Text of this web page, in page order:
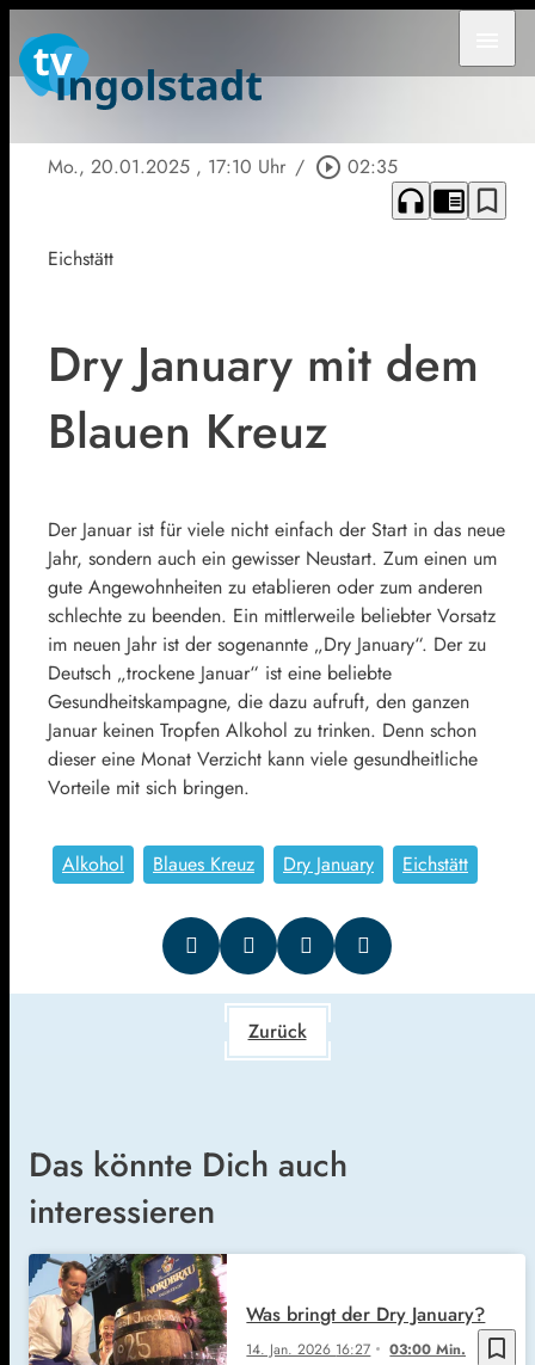
Mo., 20.01.2025 , 17:10 Uhr / play_circle_outline 02:35
headphones chrome_reader_mode bookmark_border
Eichstätt
Dry January mit dem
Blauen Kreuz
Der Januar ist für viele nicht einfach der Start in das neue
Jahr, sondern auch ein gewisser Neustart. Zum einen um
gute Angewohnheiten zu etablieren oder zum anderen
schlechte zu beenden. Ein mittlerweile beliebter Vorsatz
im neuen Jahr ist der sogenannte „Dry January“. Der zu
Deutsch „trockene Januar“ ist eine beliebte
Gesundheitskampagne, die dazu aufruft, den ganzen
Januar keinen Tropfen Alkohol zu trinken. Denn schon
dieser eine Monat Verzicht kann viele gesundheitliche
Vorteile mit sich bringen.
Alkohol Blaues Kreuz Dry January Eichstätt
Zurück
Das könnte Dich auch
interessieren
bookmark_border
14. Jan. 2026 16:27 03:00 Min.
Was bringt der Dry January?